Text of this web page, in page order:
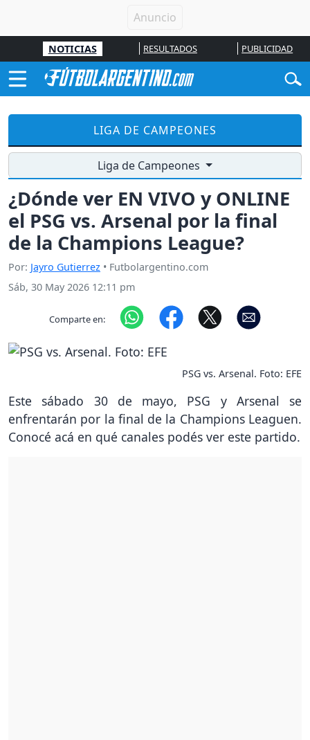
NOTICIAS RESULTADOS PUBLICIDAD
LIGA DE CAMPEONES
Liga de Campeones
¿Dónde ver EN VIVO y ONLINE
el PSG vs. Arsenal por la final
de la Champions League?
Por: Jayro Gutierrez • Futbolargentino.com
Sáb, 30 May 2026 12:11 pm
Comparte en:
PSG vs. Arsenal. Foto: EFE
Este sábado 30 de mayo, PSG y Arsenal se
enfrentarán por la final de la Champions Leaguen.
Conocé acá en qué canales podés ver este partido.